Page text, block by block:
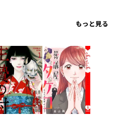
もっと見る